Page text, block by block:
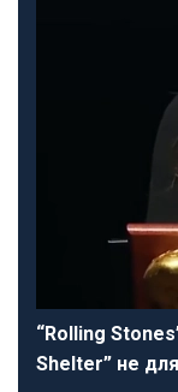
“Rolling
Shelter” не